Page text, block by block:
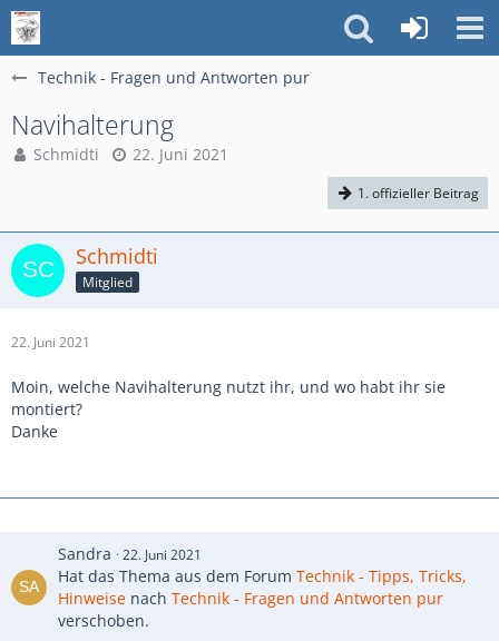
Technik - Fragen und Antworten pur
Navihalterung
Schmidti 22. Juni 2021
1. offizieller Beitrag
Schmidti
Mitglied
22. Juni 2021
Moin, welche Navihalterung nutzt ihr, und wo habt ihr sie
montiert?
Danke
Sandra 22. Juni 2021
Hat das Thema aus dem Forum Technik - Tipps, Tricks,
Hinweise nach Technik - Fragen und Antworten pur
verschoben.